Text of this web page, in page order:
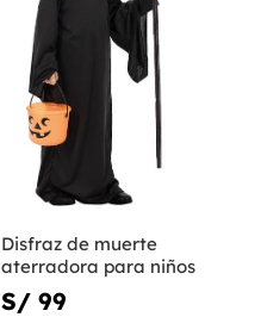
Disfraz de muerte
aterradora para niños
S/ 99